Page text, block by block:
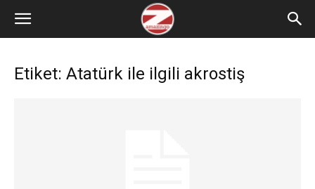
Etiket: Atatürk ile ilgili akrostiş